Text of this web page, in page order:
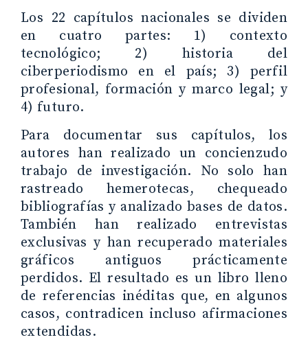
Los 22 capítulos nacionales se dividen
en cuatro partes: 1) contexto
tecnológico; 2) historia del
ciberperiodismo en el país; 3) perfil
profesional, formación y marco legal; y
4) futuro.
Para documentar sus capítulos, los
autores han realizado un concienzudo
trabajo de investigación. No solo han
rastreado hemerotecas, chequeado
bibliografías y analizado bases de datos.
También han realizado entrevistas
exclusivas y han recuperado materiales
gráficos antiguos prácticamente
perdidos. El resultado es un libro lleno
de referencias inéditas que, en algunos
casos, contradicen incluso afirmaciones
extendidas.